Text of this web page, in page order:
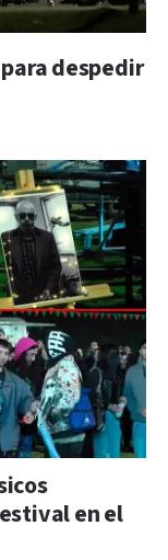
despedir
en el